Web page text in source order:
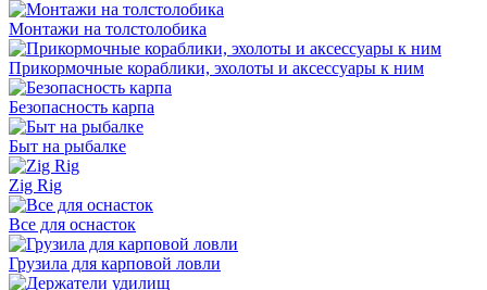
Монтажи на толстолобика
Прикормочные кораблики, эхолоты и аксессуары к ним
Безопасность карпа
Быт на рыбалке
Zig Rig
Все для оснасток
Грузила для карповой ловли